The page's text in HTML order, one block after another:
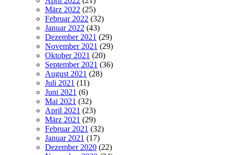
März 2022 (25)
Februar 2022 (32)
Januar 2022 (43)
Dezember 2021 (29)
November 2021 (29)
Oktober 2021 (20)
September 2021 (36)
August 2021 (28)
Juli 2021 (11)
Juni 2021 (6)
Mai 2021 (32)
April 2021 (23)
März 2021 (29)
Februar 2021 (32)
Januar 2021 (17)
Dezember 2020 (22)